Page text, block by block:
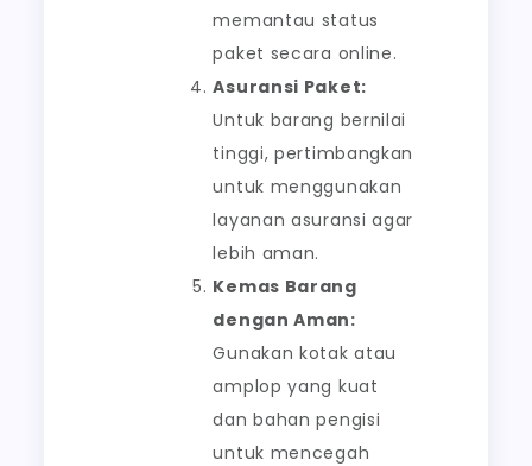
memantau status
paket secara online.
Asuransi Paket:
Untuk barang bernilai
tinggi, pertimbangkan
untuk menggunakan
layanan asuransi agar
lebih aman.
Kemas Barang
dengan Aman:
Gunakan kotak atau
amplop yang kuat
dan bahan pengisi
untuk mencegah